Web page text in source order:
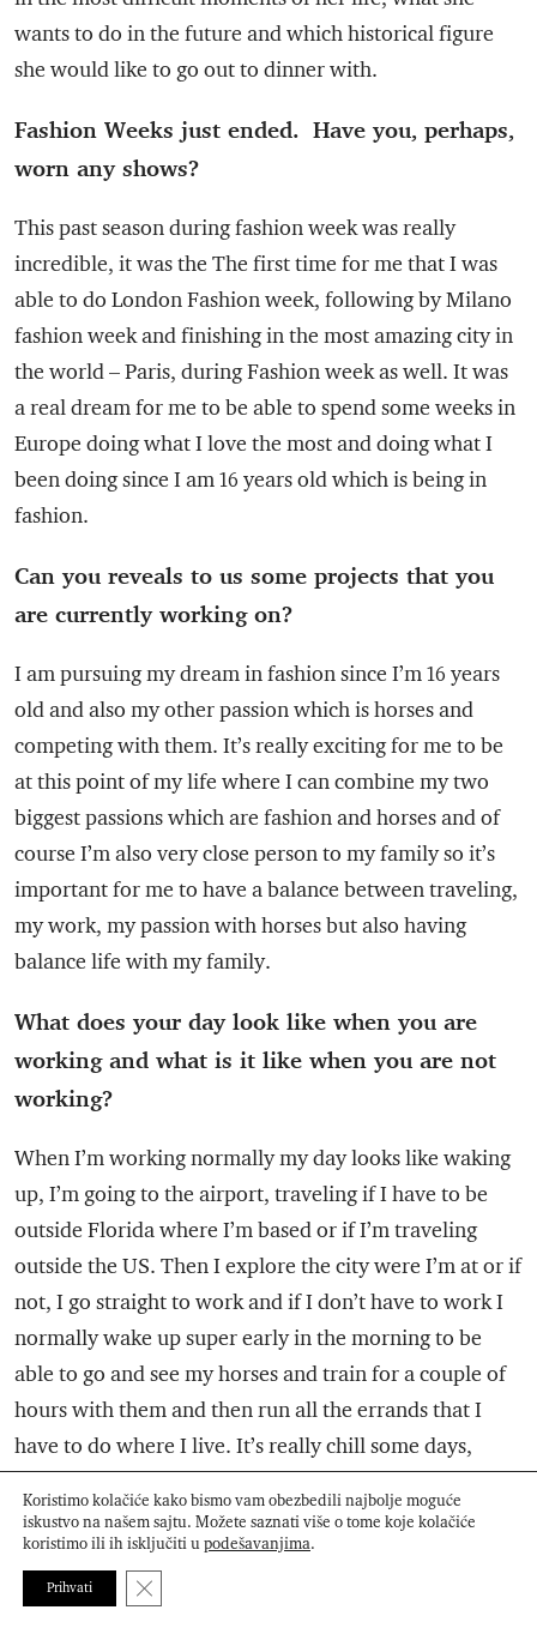
wants to do in the future and which historical figure
she would like to go out to dinner with.
Fashion Weeks just ended. Have you, perhaps,
worn any shows?
This past season during fashion week was really
incredible, it was the The first time for me that I was
able to do London Fashion week, following by Milano
fashion week and finishing in the most amazing city in
the world – Paris, during Fashion week as well. It was
a real dream for me to be able to spend some weeks in
Europe doing what I love the most and doing what I
been doing since I am 16 years old which is being in
fashion.
Can you reveals to us some projects that you
are currently working on?
I am pursuing my dream in fashion since I’m 16 years
old and also my other passion which is horses and
competing with them. It’s really exciting for me to be
at this point of my life where I can combine my two
biggest passions which are fashion and horses and of
course I’m also very close person to my family so it’s
important for me to have a balance between traveling,
my work, my passion with horses but also having
balance life with my family.
What does your day look like when you are
working and what is it like when you are not
working?
When I’m working normally my day looks like waking
up, I’m going to the airport, traveling if I have to be
outside Florida where I’m based or if I’m traveling
outside the US. Then I explore the city were I’m at or if
not, I go straight to work and if I don’t have to work I
normally wake up super early in the morning to be
able to go and see my horses and train for a couple of
hours with them and then run all the errands that I
have to do where I live. It’s really chill some days,
he’s really crazy and there’s not much time for
anything else, so, when I have the free time to be at
home with my family with my loved ones and friends,
Koristimo kolačiće kako bismo vam obezbedili najbolje moguće
iskustvo na našem sajtu. Možete saznati više o tome koje kolačiće
koristimo ili ih isključiti upodešavanjima.
Prihvati Close GDPR Cookie Banner